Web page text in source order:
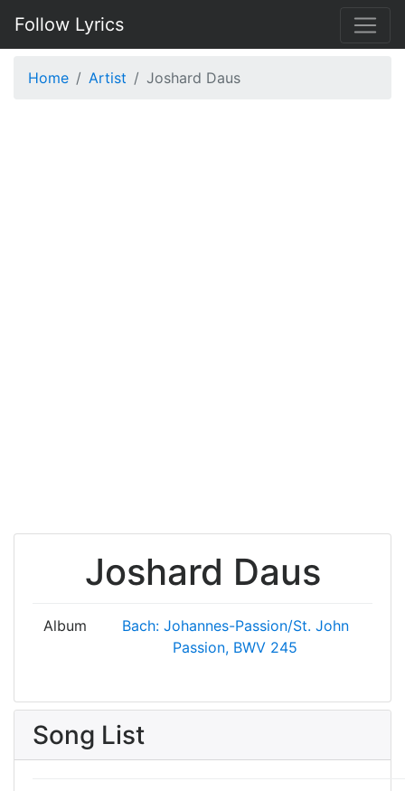
Follow Lyrics
Home Artist Joshard Daus
Joshard Daus
Album
Bach: Johannes-Passion/St. John
Passion, BWV 245
Song List